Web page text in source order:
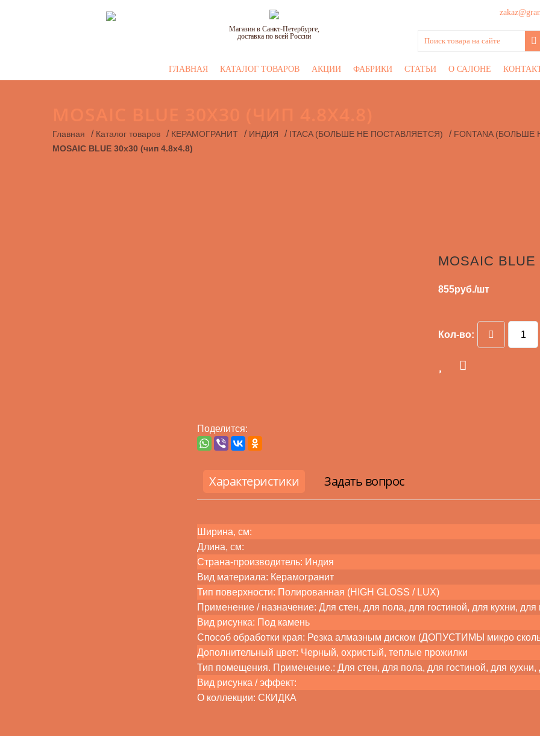
Магазин в Санкт-Петербурге,
доставка по всей России
ГЛАВНАЯ КАТАЛОГ ТОВАРОВ АКЦИИ ФАБРИКИ СТАТЬИ О САЛОНЕ
Главная / Каталог товаров / КЕРАМОГРАНИТ / ИНДИЯ / ITACA (БОЛЬШЕ НЕ ПОСТАВЛЯЕТСЯ) / FONTANA
MOSAIC BLUE 30x30 (чип 4.8х4.8)
MOSAIC BLUE
855руб./шт
Кол-во:
Поделится:
Характеристики Задать вопрос
Ширина, см:
Длина, см:
Страна-производитель: Индия
Вид материала: Керамогранит
Тип поверхности: Полированная (HIGH GLOSS / LUX)
Применение / назначение: Для стен, для пола, для гостиной, для кухни,
Вид рисунка: Под камень
Способ обработки края: Резка алмазным диском (ДОПУСТИМЫ микро
Дополнительный цвет: Черный, охристый, теплые прожилки
Тип помещения. Применение.: Для стен, для пола, для гостиной, для кухни,
Вид рисунка / эффект:
О коллекции: СКИДКА